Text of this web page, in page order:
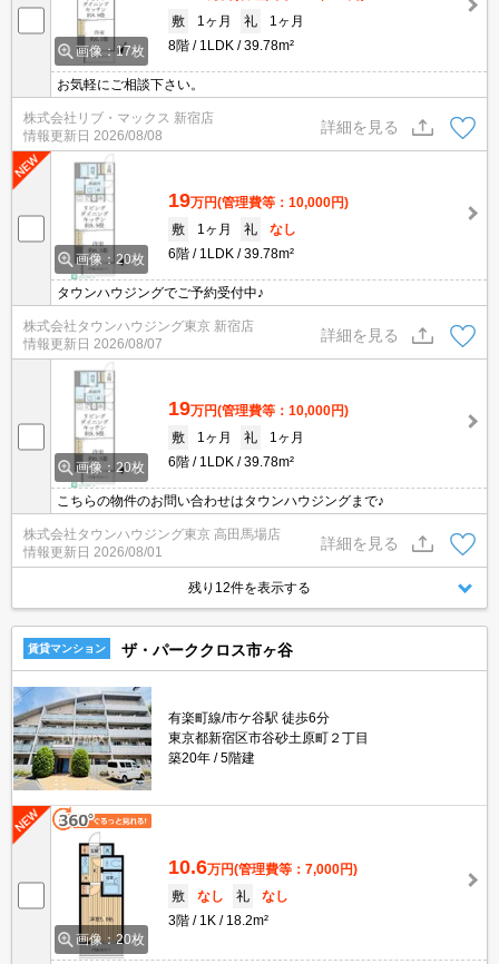
画像：17枚
敷
1ヶ月 礼
1ヶ月
8階
1LDK 39.78m²
お気軽にご相談下さい。
株式会社リブ・マックス 新宿店
情報更新日 2026/08/08
詳細を見る
画像：20枚
19万円(管理費等：10,000円)
敷
1ヶ月 礼
なし
6階
1LDK 39.78m²
タウンハウジングでご予約受付中♪
株式会社タウンハウジング東京 新宿店
情報更新日 2026/08/07
詳細を見る
画像：20枚
19万円(管理費等：10,000円)
敷
1ヶ月 礼
1ヶ月
6階
1LDK 39.78m²
こちらの物件のお問い合わせはタウンハウジングまで♪
株式会社タウンハウジング東京 高田馬場店
情報更新日 2026/08/01
詳細を見る
残り12件を表示する
賃貸マンション ザ・パーククロス市ヶ谷
有楽町線/市ケ谷駅 徒歩6分
東京都新宿区市谷砂土原町２丁目
築20年
5階建
画像：20枚
10.6万円(管理費等：7,000円)
敷
なし 礼
なし
3階
1K 18.2m²